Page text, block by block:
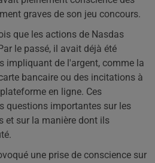
graves de son jeu concours.
que les actions de Nasdas
le passé, il avait déjà été
impliquant de l'argent, comme la
bancaire ou des incitations à
en ligne. Ces
questions importantes sur les
et sur la manière dont ils
une prise de conscience sur